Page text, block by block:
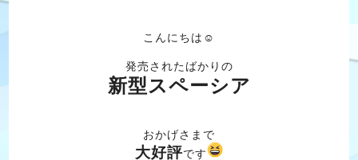
こんにちは☺
発売されたばかりの
新型スペーシア
おかげさまで
大好評です